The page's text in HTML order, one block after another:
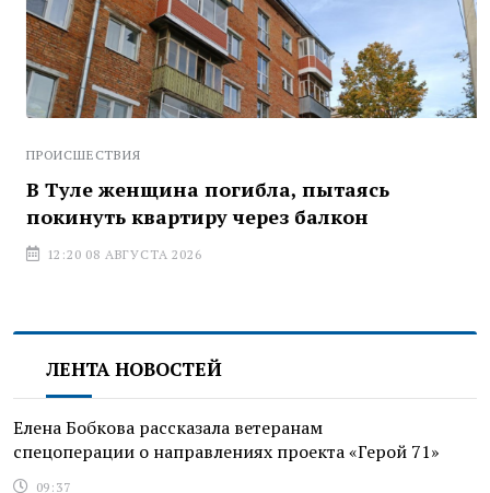
ПРОИСШЕСТВИЯ
В Туле женщина погибла, пытаясь
покинуть квартиру через балкон
12:20 08 АВГУСТА 2026
ЛЕНТА НОВОСТЕЙ
Елена Бобкова рассказала ветеранам
спецоперации о направлениях проекта «Герой 71»
09:37